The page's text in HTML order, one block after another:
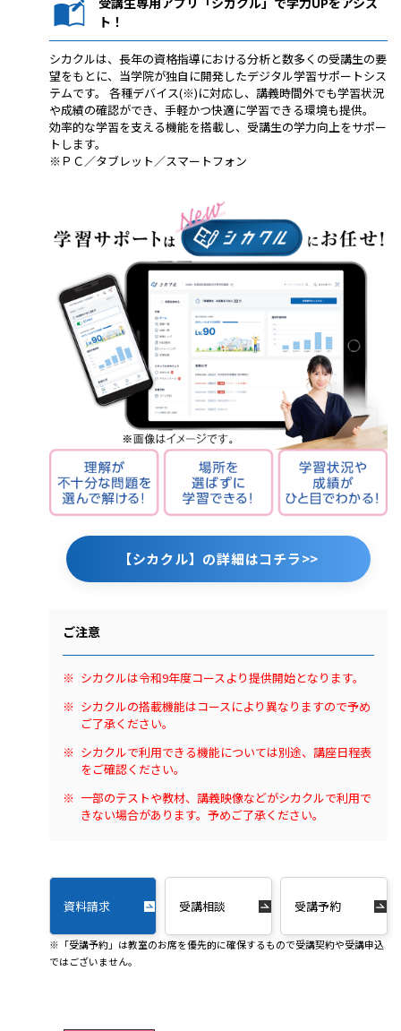
ト！
シカクルは、長年の資格指導における分析と数多くの受講生の要
望をもとに、当学院が独自に開発したデジタル学習サポートシス
テムです。 各種デバイス(※)に対応し、講義時間外でも学習状況
や成績の確認ができ、手軽かつ快適に学習できる環境も提供。
効率的な学習を支える機能を搭載し、受講生の学力向上をサポー
トします。
※ＰＣ／タブレット／スマートフォン
【シカクル】の詳細はコチラ>>
ご注意
シカクルは令和9年度コースより提供開始となります。
シカクルの搭載機能はコースにより異なりますので予め
ご了承ください。
シカクルで利用できる機能については別途、講座日程表
をご確認ください。
一部のテストや教材、講義映像などがシカクルで利用で
きない場合があります。予めご了承ください。
資料請求 受講相談 受講予約
※「受講予約」は教室のお席を優先的に確保するもので受講契約や受講申込
ではございません。